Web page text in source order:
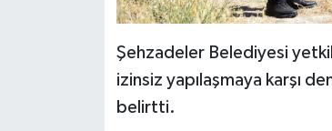
Şehzadeler Belediyesi
izinsiz yapılaşmaya karşı
belirtti.